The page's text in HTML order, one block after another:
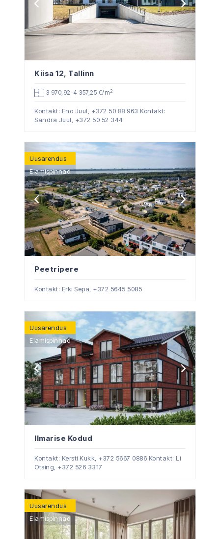
Kiisa 12, Tallinn
3 970,92-4 357,25 €/m2
Kontakt: Eno Juul, +372 50 88 963 Kontakt:
Sandra Juul, +372 50 52 344
Uusarendus
Elamispinnad
Peetripere
Kontakt: Erki Sepa, +372 5645 5085
Uusarendus
Elamispinnad
Ilmarise Kodud
Kontakt: Kersti Kukk, +372 5667 0886 Kontakt: Li
Otsing, +372 526 3317
Uusarendus
Elamispinnad